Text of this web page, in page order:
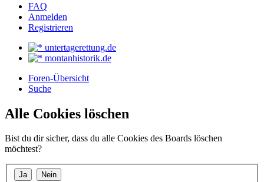
FAQ
Anmelden
Registrieren
untertagerettung.de
montanhistorik.de
Foren-Übersicht
Suche
Alle Cookies löschen
Bist du dir sicher, dass du alle Cookies des Boards löschen
möchtest?